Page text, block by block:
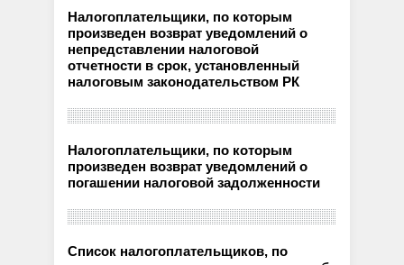
Налогоплательщики, по которым
произведен возврат уведомлений о
непредставлении налоговой
отчетности в срок, установленный
налоговым законодательством РК
Налогоплательщики, по которым
произведен возврат уведомлений о
погашении налоговой задолженности
Список налогоплательщиков, по